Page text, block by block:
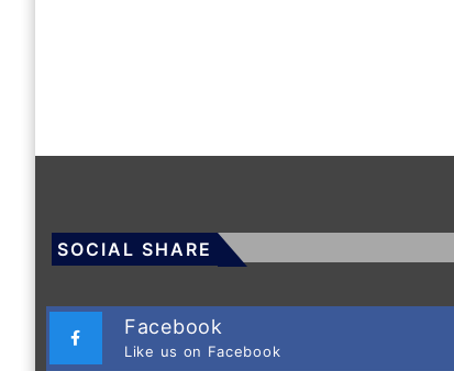
SOCIAL SHARE
Facebook
Like us on Facebook